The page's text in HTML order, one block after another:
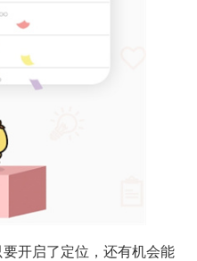
开启了定位，还有机会能